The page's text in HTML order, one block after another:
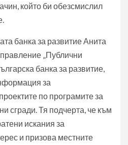
който би обезсмислил
банка за развитие Анита
„Публични
банка за развитие,
за
по програмите за
сгради. Тя подчерта, че към
искания за
и призова местните